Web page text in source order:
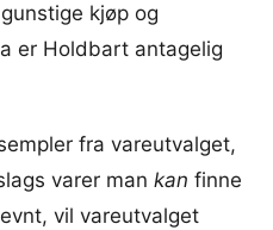
kjøp og
er Holdbart antagelig
fra vareutvalget,
varer man kan finne
vil vareutvalget